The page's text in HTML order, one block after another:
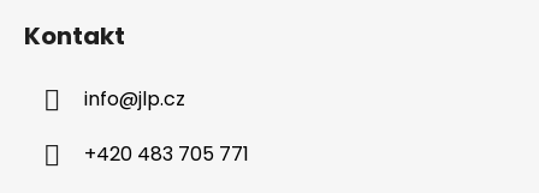
Kontakt
info@jlp.cz
+420 483 705 771